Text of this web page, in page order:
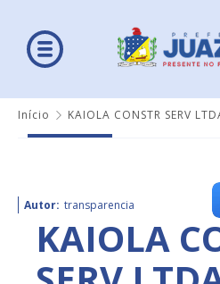
Início KAIOLA CONSTR SERV
Autor: transparencia
KAIOLA